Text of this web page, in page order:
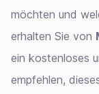
möchten und
erhalten Sie von
ein kostenloses
empfehlen,